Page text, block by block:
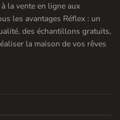
la vente en ligne aux
les avantages Réflex : un
des échantillons gratuits,
la maison de vos rêves